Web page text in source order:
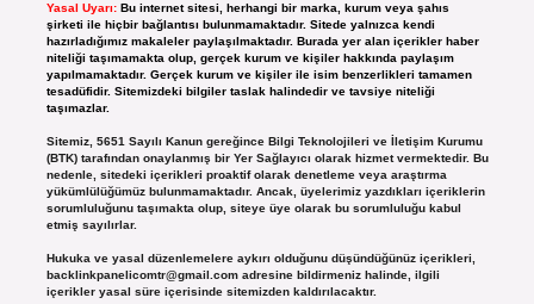
Yasal Uyarı: Bu internet sitesi, herhangi bir marka, kurum veya şahıs
şirketi ile hiçbir bağlantısı bulunmamaktadır. Sitede yalnızca kendi
hazırladığımız makaleler paylaşılmaktadır. Burada yer alan içerikler haber
niteliği taşımamakta olup, gerçek kurum ve kişiler hakkında paylaşım
yapılmamaktadır. Gerçek kurum ve kişiler ile isim benzerlikleri tamamen
tesadüfidir. Sitemizdeki bilgiler taslak halindedir ve tavsiye niteliği
taşımazlar.
Sitemiz, 5651 Sayılı Kanun gereğince Bilgi Teknolojileri ve İletişim Kurumu
(BTK) tarafından onaylanmış bir Yer Sağlayıcı olarak hizmet vermektedir. Bu
nedenle, sitedeki içerikleri proaktif olarak denetleme veya araştırma
yükümlülüğümüz bulunmamaktadır. Ancak, üyelerimiz yazdıkları içeriklerin
sorumluluğunu taşımakta olup, siteye üye olarak bu sorumluluğu kabul
etmiş sayılırlar.
Hukuka ve yasal düzenlemelere aykırı olduğunu düşündüğünüz içerikleri,
backlinkpanelicomtr@gmail.comadresine bildirmeniz halinde, ilgili
içerikler yasal süre içerisinde sitemizden kaldırılacaktır.